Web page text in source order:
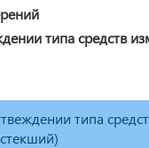
типа средств
типа